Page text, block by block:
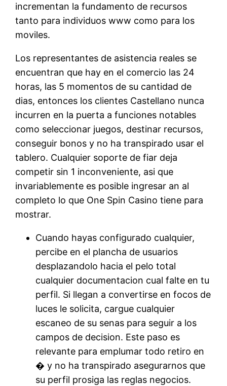
incrementan la fundamento de recursos
tanto para individuos www como para los
moviles.
Los representantes de asistencia reales se
encuentran que hay en el comercio las 24
horas, las 5 momentos de su cantidad de
dias, entonces los clientes Castellano nunca
incurren en la puerta a funciones notables
como seleccionar juegos, destinar recursos,
conseguir bonos y no ha transpirado usar el
tablero. Cualquier soporte de fiar deja
competir sin 1 inconveniente, asi que
invariablemente es posible ingresar an al
completo lo que One Spin Casino tiene para
mostrar.
Cuando hayas configurado cualquier,
percibe en el plancha de usuarios
desplazandolo hacia el pelo total
cualquier documentacion cual falte en tu
perfil. Si llegan a convertirse en focos de
luces le solicita, cargue cualquier
escaneo de su senas para seguir a los
campos de decision. Este paso es
relevante para emplumar todo retiro en
� y no ha transpirado asegurarnos que
su perfil prosiga las reglas negocios.